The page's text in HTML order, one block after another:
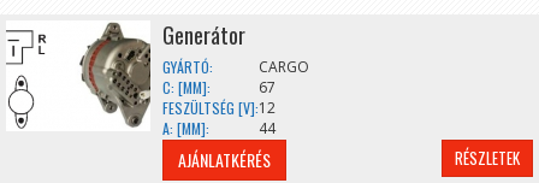
Generátor
GYÁRTÓ:
CARGO
C: [MM]:
67
FESZÜLTSÉG [V]:12
A: [MM]:
44
AJÁNLATKÉRÉS RÉSZLETEK